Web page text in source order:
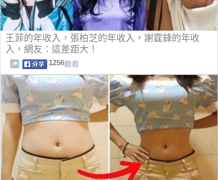
王菲的年收入，張柏芝的年收入，謝霆鋒的年收
入，網友：這差距大！
1256觀看